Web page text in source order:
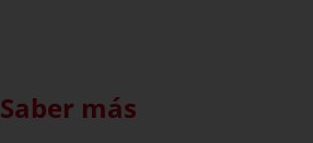
Saber más